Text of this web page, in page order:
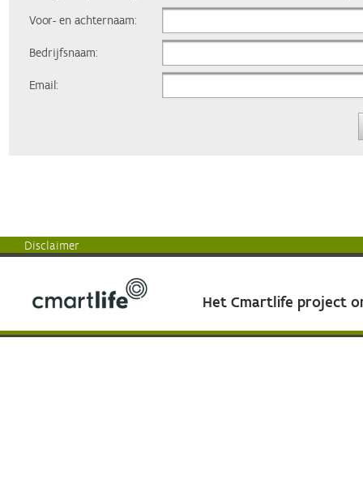
Voor- en achternaam:
Bedrijfsnaam:
Email:
Disclaimer
Het Cmartlife project